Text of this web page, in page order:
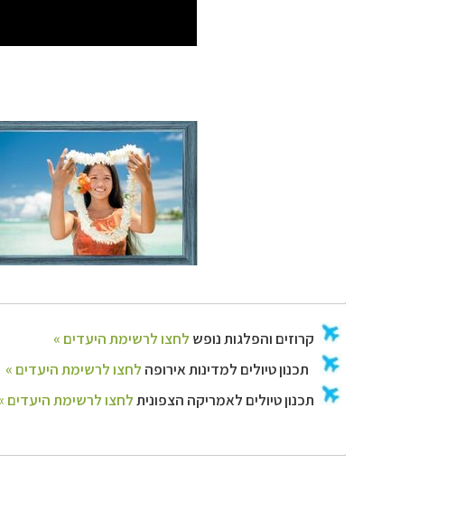
קרוזים והפלגות נופש
תכנון טיולים למדינות אירופה
תכנוןטיולים לאמריקה